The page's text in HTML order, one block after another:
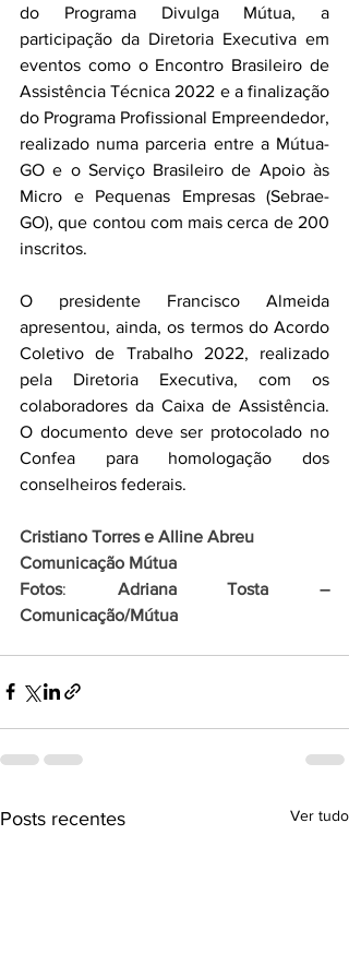
do Programa Divulga Mútua, a
participação da Diretoria Executiva em
eventos como o Encontro Brasileiro de
Assistência Técnica 2022 e a finalização
do Programa Profissional Empreendedor,
realizado numa parceria entre a Mútua-
GO e o Serviço Brasileiro de Apoio às
Micro e Pequenas Empresas (Sebrae-
GO), que contou com mais cerca de 200
inscritos.
O presidente Francisco Almeida
apresentou, ainda, os termos do Acordo
Coletivo de Trabalho 2022, realizado
pela Diretoria Executiva, com os
colaboradores da Caixa de Assistência.
O documento deve ser protocolado no
Confea para homologação dos
conselheiros federais.
Cristiano Torres e Alline Abreu
Comunicação Mútua
Fotos: Adriana Tosta –
Comunicação/Mútua
Posts recentes Ver tudo